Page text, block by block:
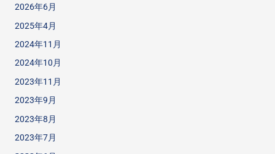
2026年6月
2025年4月
2024年11月
2024年10月
2023年11月
2023年9月
2023年8月
2023年7月